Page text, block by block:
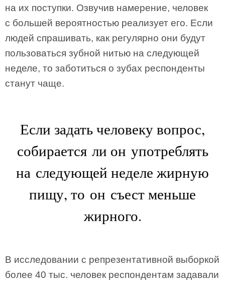
на их поступки. Озвучив намерение, человек
с большей вероятностью реализует его. Если
людей спрашивать, как регулярно они будут
пользоваться зубной нитью на следующей
неделе, то заботиться о зубах респонденты
станут чаще.
Если задать человеку вопрос,
собирается ли он употреблять
на следующей неделе жирную
пищу, то он съест меньше
жирного.
В исследовании с репрезентативной выборкой
более 40 тыс. человек респондентам задавали